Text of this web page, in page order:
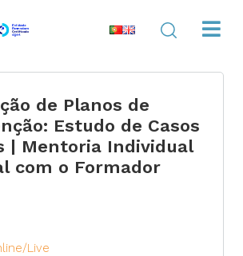
de Planos de
Estudo de Casos
| Mentoria Individual
com o Formador
Live